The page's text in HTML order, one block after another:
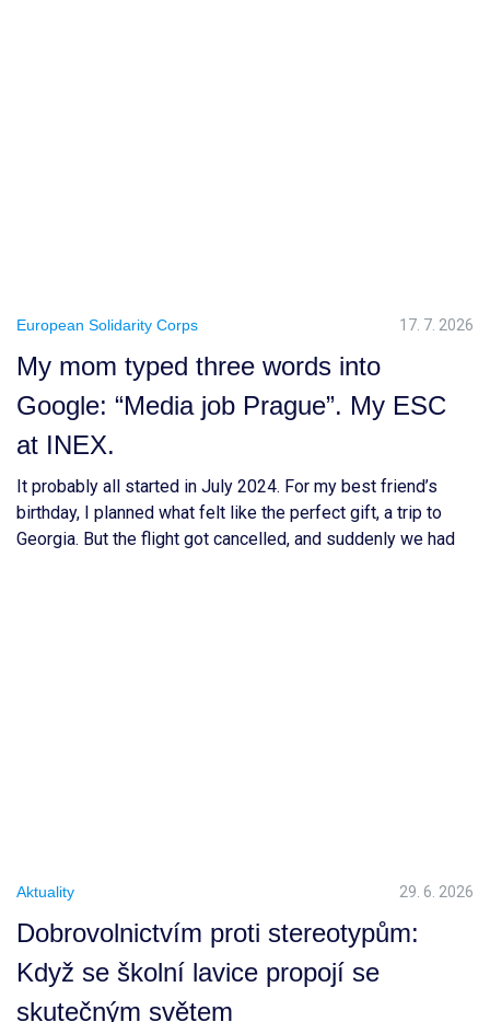
European Solidarity Corps 17. 7. 2026
My mom typed three words into
Google: “Media job Prague”. My ESC
at INEX.
It probably all started in July 2024. For my best friend’s
birthday, I planned what felt like the perfect gift, a trip to
Georgia. But the flight got cancelled, and suddenly we had
Aktuality 29. 6. 2026
Dobrovolnictvím proti stereotypům:
Když se školní lavice propojí se
skutečným světem